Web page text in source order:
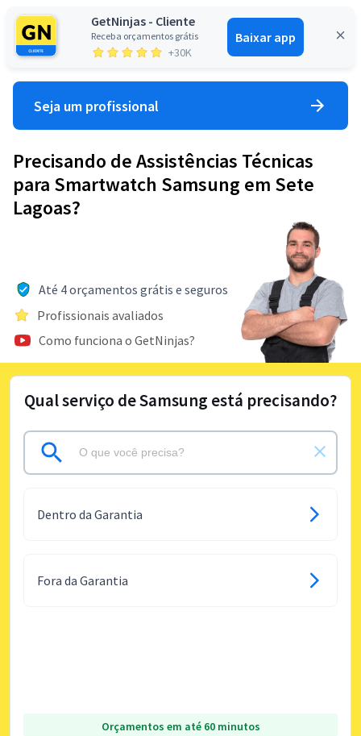
GetNinjas - Cliente
Receba orçamentos grátis
+30K
Baixar app
Entrar
Seja um profissional
Precisando de Assistências Técnicas
para Smartwatch Samsung em Sete
Lagoas?
Até 4 orçamentos grátis e seguros
Profissionais avaliados
Como funciona o GetNinjas?
Qual serviço de Samsung está precisando?
Dentro da Garantia
Fora da Garantia
Orçamentos em até 60 minutos